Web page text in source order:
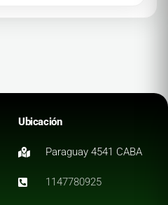
Ubicación
Paraguay 4541 CABA
1147780925